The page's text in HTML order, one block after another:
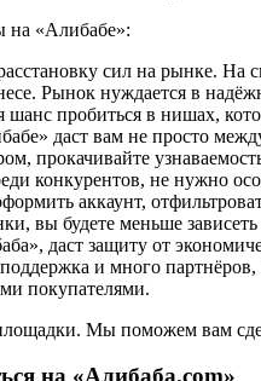
на «Алибабе»:
сил на рынке. На
Рынок нуждается в
шанс пробиться в нишах,
даст вам не просто
прокачивайте
конкурентов, не нужно
аккаунт,
вы будете меньше зависеть
даст защиту от
и много
покупателями.
Мы поможем вам